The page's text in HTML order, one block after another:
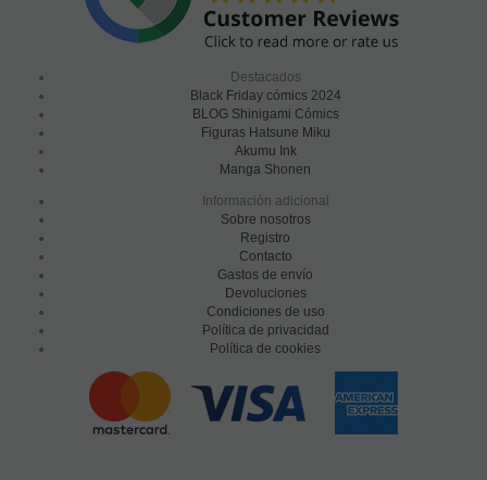
Destacados
Black Friday cómics 2024
BLOG Shinigami Cómics
Figuras Hatsune Miku
Akumu Ink
Manga Shonen
Información adicional
Sobre nosotros
Registro
Contacto
Gastos de envío
Devoluciones
Condiciones de uso
Política de privacidad
Política de cookies